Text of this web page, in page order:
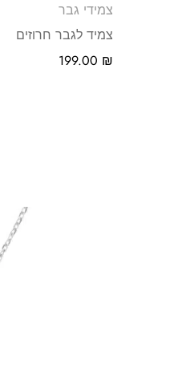
צמידי גבר
צמיד לגבר חרוזים
199.00 ₪